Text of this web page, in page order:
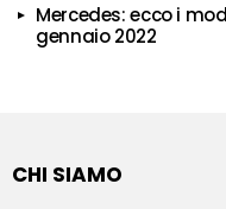
Mercedes: ecco i
gennaio 2022
CHI SIAMO